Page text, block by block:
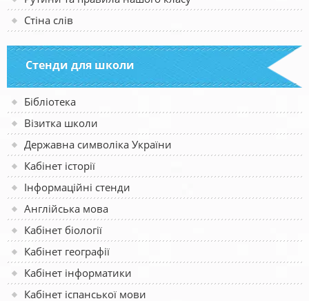
Стіна слів
Стенди для школи
Бібліотека
Візитка школи
Державна символіка України
Кабінет історії
Інформаційні стенди
Англійська мова
Кабінет біології
Кабінет географії
Кабінет інформатики
Кабінет іспанської мови